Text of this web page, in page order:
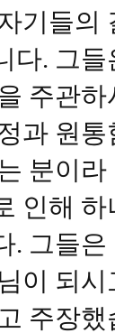
기들의
다. 그
주관
과 원
분이
인해
. 그들
이 되
주장